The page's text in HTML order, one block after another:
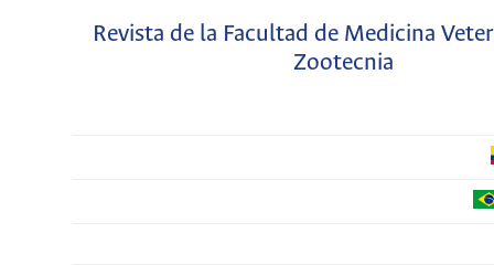
Revista de la Facultad de Medicina
Zootecnia